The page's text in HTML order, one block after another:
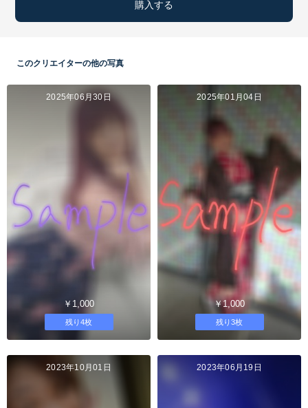
購入する
このクリエイターの他の写真
2025年06月30日
￥1,000
残り4枚
2025年01月04日
￥1,000
残り3枚
2023年10月01日 2023年06月19日